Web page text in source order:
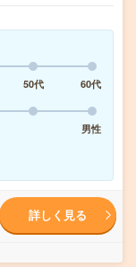
50代
60代
男性
詳しく見る